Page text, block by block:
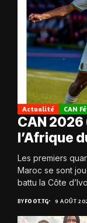
Actualité CAN
CAN 2026
l’Afrique
Les premiers
Maroc se sont
battu la Côte
BYFOOT.TG 9 AOÛT